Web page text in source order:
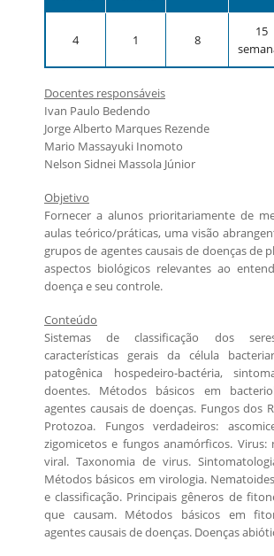
Candidatos estrangeiros
Inscrições recebidas
Exames e arguições
Resultado da seleção
4 1 8
15
Docentes responsáveis
Ivan Paulo Bedendo
Jorge Alberto Marques Rezende
Mario Massayuki Inomoto
Nelson Sidnei Massola Júnior
Objetivo
Fornecer a alunos prioritariamente de
aulas teórico/práticas, uma visão
grupos de agentes causais de doenças de
aspectos biológicos relevantes ao
doença e seu controle.
Conteúdo
Sistemas de classificação dos
características gerais da célula
patogênica hospedeiro-bactéria,
doentes. Métodos básicos em
agentes causais de doenças. Fungos dos
Protozoa. Fungos verdadeiros:
zigomicetos e fungos anamórficos. Virus:
viral. Taxonomia de virus.
Métodos básicos em virologia.
e classificação. Principais gêneros de
que causam. Métodos básicos em
agentes causais de doenças. Doenças